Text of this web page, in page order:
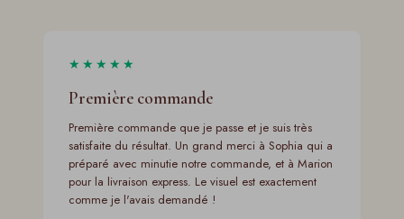
★★★★★
Première commande
Première commande que je passe et je suis très
satisfaite du résultat. Un grand merci à Sophia qui a
préparé avec minutie notre commande, et à Marion
pour la livraison express. Le visuel est exactement
comme je l'avais demandé !